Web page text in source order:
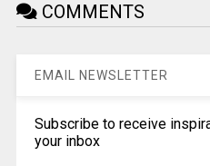
COMMENTS
EMAIL NEWSLETTER
Subscribe to receive
your inbox